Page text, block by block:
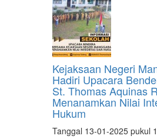
Kejaksaan Negeri
Hadiri Upacara
St. Thomas Aquinas
Menanamkan Nilai
Hukum
Tanggal 13-01-2025 pukul